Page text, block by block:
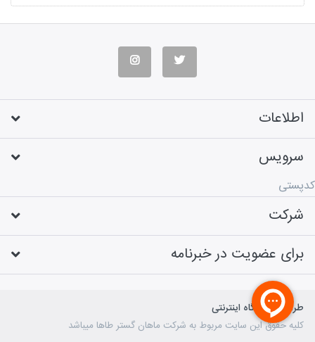
اطلاعات
سرویس
کدپستی
شرکت
برای عضویت در خبرنامه
طراحی فروشگاه اینترنتی
کلیه حقوق این سایت مربوط به شرکت ماهان گستر طاها میباشد